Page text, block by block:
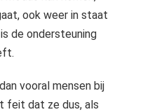
ook weer in staat
de ondersteuning
vooral mensen bij
feit dat ze dus, als